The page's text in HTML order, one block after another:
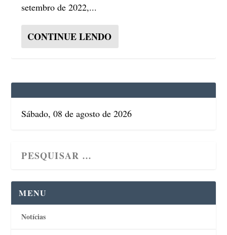
setembro de 2022,...
CONTINUE LENDO
Sábado, 08 de agosto de 2026
MENU
Notícias